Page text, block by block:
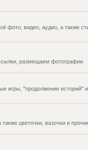
видео, аудио, а также
размещаем фотографии
игры, "продолжение историй"
цветочки, вазочки и